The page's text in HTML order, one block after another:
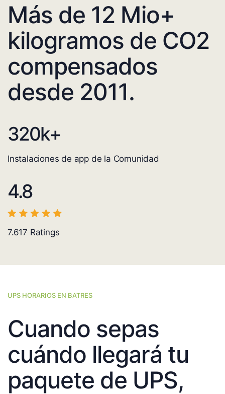
Más de 12 Mio+
kilogramos de CO2
compensados
desde 2011.
320k+
Instalaciones de app de la Comunidad
4.8
7.617 Ratings
UPS HORARIOS EN BATRES
Cuando sepas
cuándo llegará tu
paquete de UPS,